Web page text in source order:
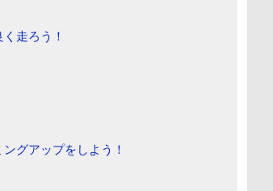
走ろう！
グアップをしよう！